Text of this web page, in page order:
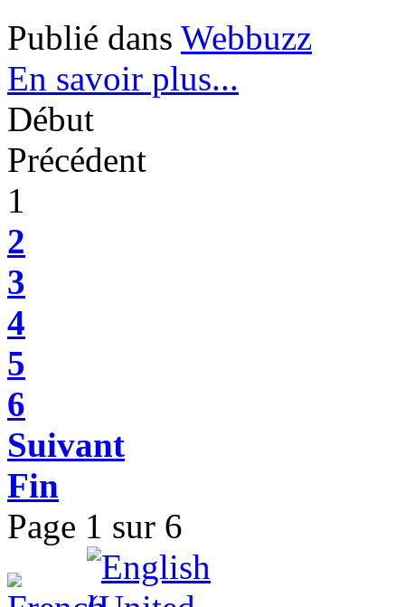
Publié dans Webbuzz
En savoir plus...
Début
Précédent
1
2
3
4
5
6
Suivant
Fin
Page 1 sur 6